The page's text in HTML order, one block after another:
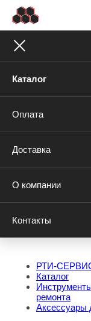
Каталог
Оплата
Доставка
О компании
Контакты
РТИ-
Каталог
ремонта
Аксессуары